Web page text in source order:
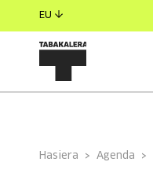
EU
Hasiera Agenda